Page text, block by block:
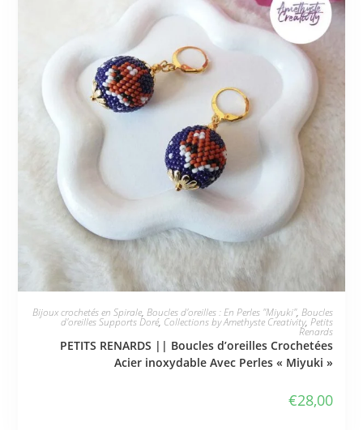
JE L'ADOPTE
Bijoux crochetés en Spirale, Boucles d'oreilles : En Perles "Miyuki", Boucles
d'oreilles Supports Doré, Collections by Amethyste Creativity, Petits
Renards
PETITS RENARDS || Boucles d’oreilles Crochetées
Acier inoxydable Avec Perles « Miyuki »
€28,00